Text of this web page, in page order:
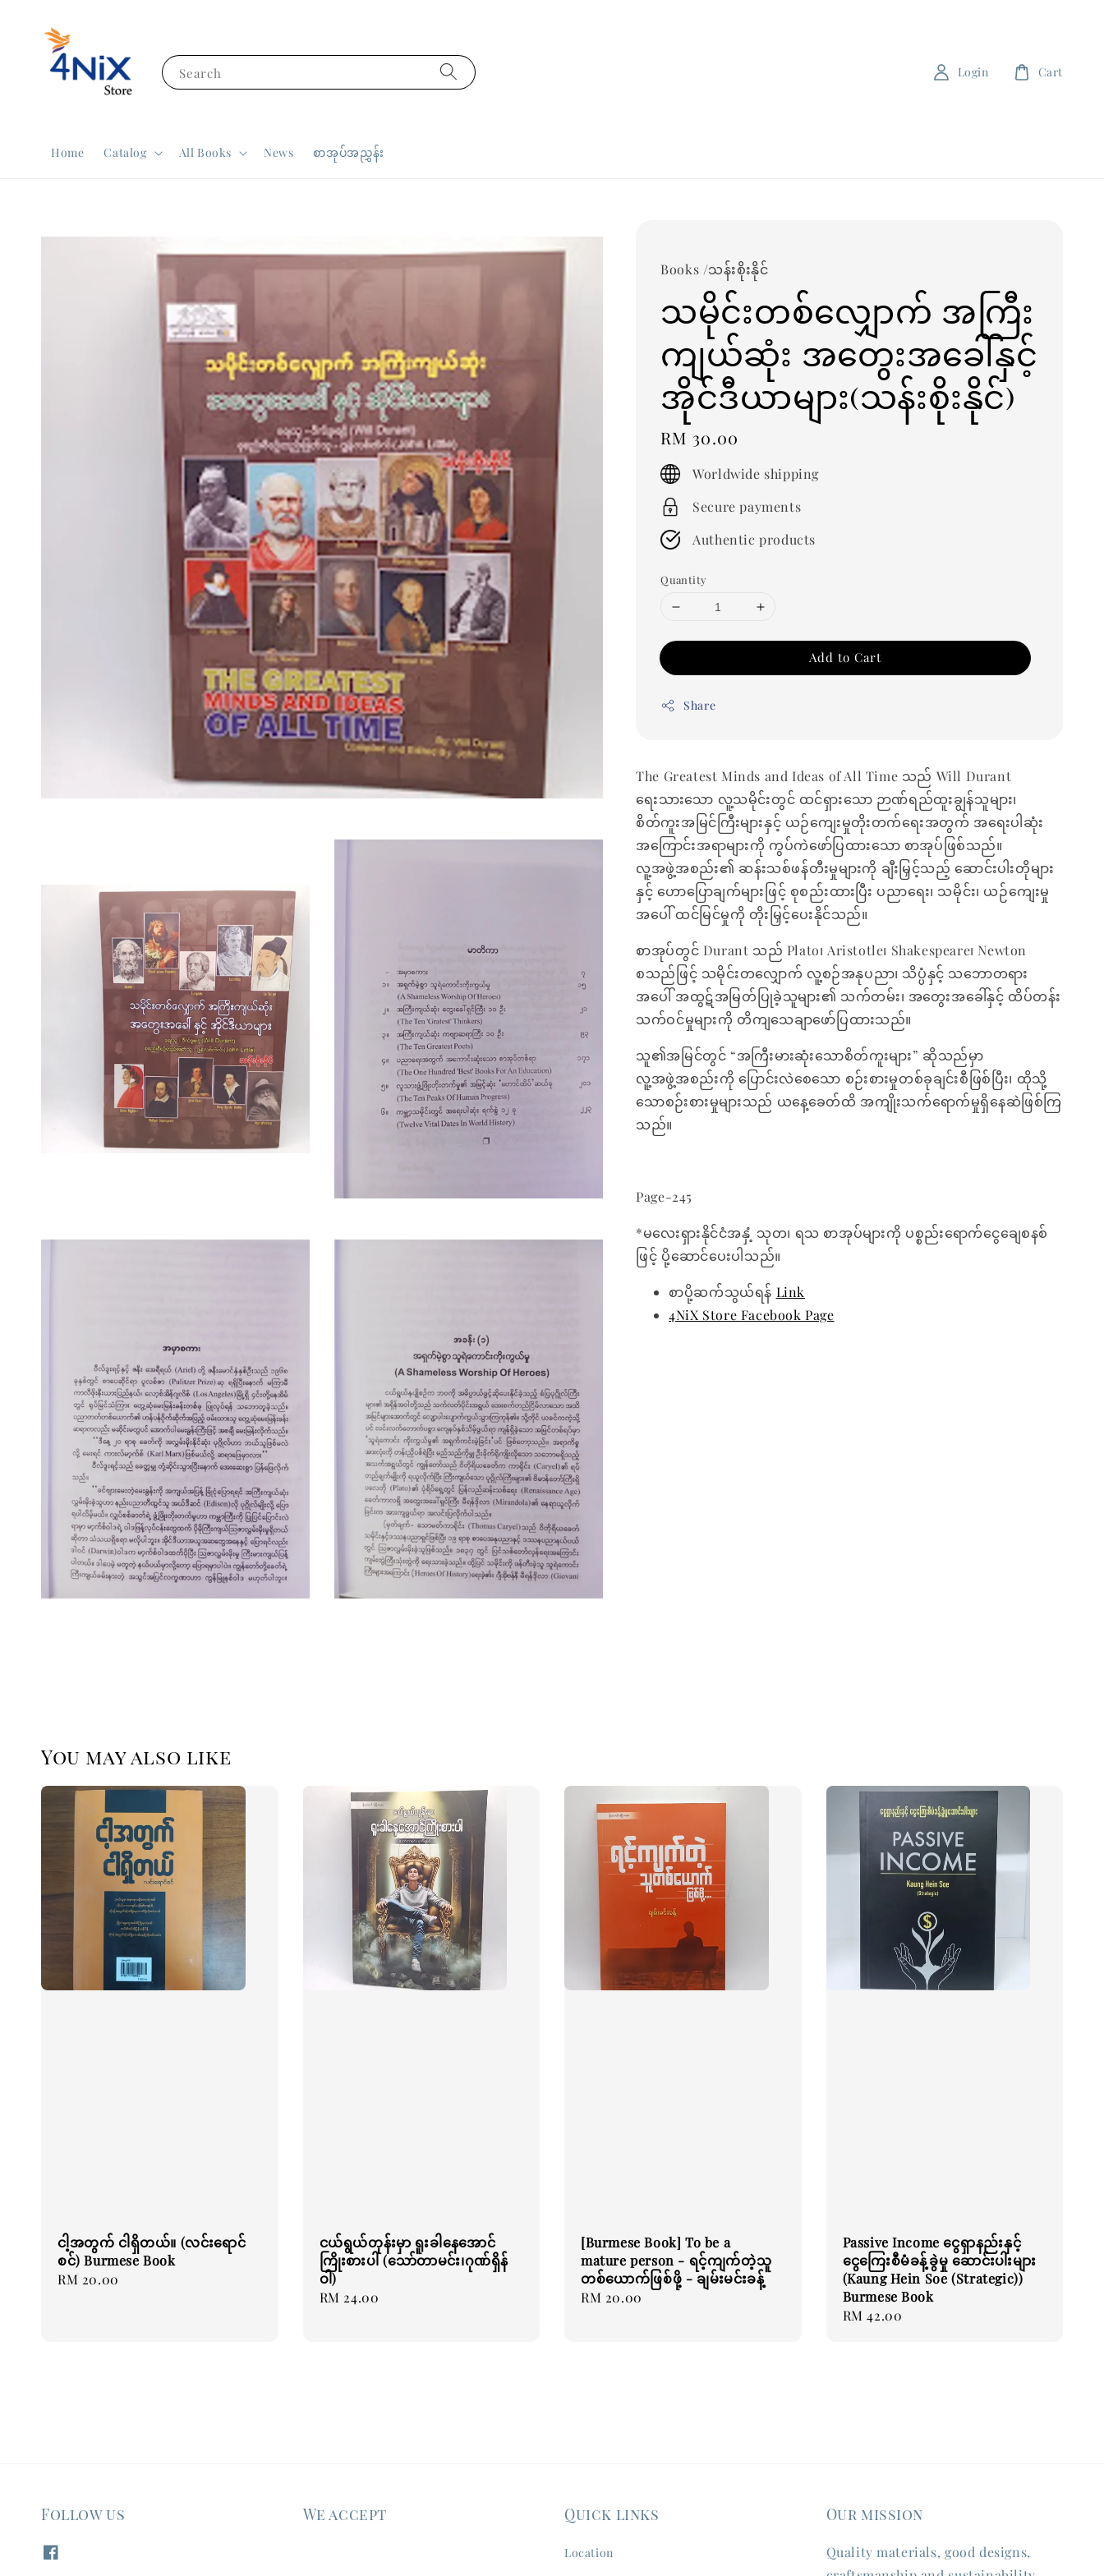
Search
Home Catalog All Books News စာအုပ်အညွှန်း
Login Cart
Books /သန်းစိုးနိုင်
သမိုင်းတစ်လျှောက် အကြီး
ကျယ်ဆုံး အတွေးအခေါ်နှင့်
အိုင်ဒီယာများ(သန်းစိုးနိုင်)
Regular
price
RM 30.00
Worldwide shipping
Secure payments
Authentic products
Quantity
Add to Cart
Share
The Greatest Minds and Ideas of All Time သည် Will Durant
ရေးသားသော လူ့သမိုင်းတွင် ထင်ရှားသော ဉာဏ်ရည်ထူးချွန်သူများ၊
စိတ်ကူးအမြင်ကြီးများနှင့် ယဉ်ကျေးမှုတိုးတက်ရေးအတွက် အရေးပါဆုံး
အကြောင်းအရာများကို ကွပ်ကဲဖော်ပြထားသော စာအုပ်ဖြစ်သည်။
လူ့အဖွဲ့အစည်း၏ ဆန်းသစ်ဖန်တီးမှုများကို ချီးမြှင့်သည့် ဆောင်းပါးတိုများ
နှင့် ဟောပြောချက်များဖြင့် စုစည်းထားပြီး ပညာရေး၊ သမိုင်း၊ ယဉ်ကျေးမှု
အပေါ် ထင်မြင်မှုကို တိုးမြှင့်ပေးနိုင်သည်။
စာအုပ်တွင် Durant သည် Plato၊ Aristotle၊ Shakespeare၊ Newton
စသည်ဖြင့် သမိုင်းတလျှောက် လူ့စဉ်အနုပညာ၊ သိပ္ပံနှင့် သဘောတရား
အပေါ် အထွဋ်အမြတ်ပြုခဲ့သူများ၏ သက်တမ်း၊ အတွေးအခေါ်နှင့် ထိပ်တန်း
သက်ဝင်မှုများကို တိကျသေချာဖော်ပြထားသည်။
သူ၏အမြင်တွင် “အကြီးမားဆုံးသောစိတ်ကူးများ” ဆိုသည်မှာ
လူ့အဖွဲ့အစည်းကို ပြောင်းလဲစေသော စဉ်းစားမှုတစ်ခုချင်းစီဖြစ်ပြီး၊ ထိုသို့
သောစဉ်းစားမှုများသည် ယနေ့ခေတ်ထိ အကျိုးသက်ရောက်မှုရှိနေဆဲဖြစ်ကြ
သည်။
Page-245
*မလေးရှားနိုင်ငံအနှံ့ သုတ၊ ရသ စာအုပ်များကို ပစ္စည်းရောက်ငွေချေစနစ်
ဖြင့် ပို့ဆောင်ပေးပါသည်။
စာပို့ဆက်သွယ်ရန် Link
4NiX Store Facebook Page
You may also like
ငါ့အတွက် ငါရှိတယ်။ (လင်းရောင်
စင်) Burmese Book
Regular
RM 20.00
ငယ်ရွယ်တုန်းမှာ ရူးခါနေအောင်
ကြိုးစားပါ (သော်တာမင်း၊ဂုဏ်ရှိန်
ဝါ)
Regular
RM 24.00
[Burmese Book] To be a
mature person - ရင့်ကျက်တဲ့သူ
တစ်ယောက်ဖြစ်ဖို့ - ချမ်းမင်းခန့်
Regular
RM 20.00
Passive Income ငွေရှာနည်းနှင့်
ငွေကြေးစီမံခန့်ခွဲမှု ဆောင်းပါးများ
(Kaung Hein Soe (Strategic))
Burmese Book
Regular
RM 42.00
Follow us We accept Quick links
Location
Our mission
Quality materials, good designs,